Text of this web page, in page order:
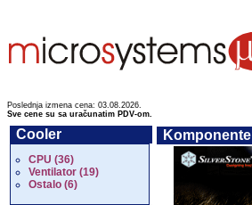
Poslednja izmena cena: 03.08.2026.
Sve cene su sa uračunatim PDV-om.
Cooler
CPU (36)
Ventilator (19)
Ostalo (6)
Komponente